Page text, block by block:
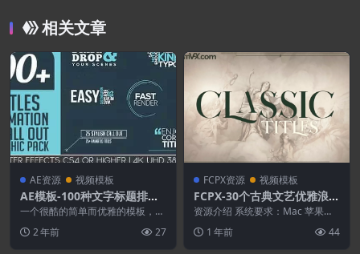
相关文章
AE资源 视频模板
AE模板-100种文字标题排版
动画效果
一个很酷的简单而优雅的模板，有
同的类别（迷你、动...
2 年前 27
FCPX资源 视频模板
FCPX-30个古典文艺优雅浪漫
文字标题动画
资源介绍 系统要求：Mac 苹果系
容：支持Int...
1 年前 44